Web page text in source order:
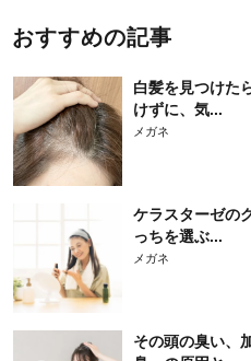
おすすめの記事
白髪を見つけた
けずに、気...
メガネ
ケラスターゼの
っちを選ぶ...
メガネ
その頭の臭い、